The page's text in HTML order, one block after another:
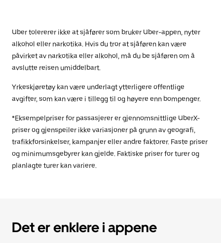
Uber tolererer ikke at sjåfører som bruker Uber-appen, nyter
alkohol eller narkotika. Hvis du tror at sjåføren kan være
påvirket av narkotika eller alkohol, må du be sjåføren om å
avslutte reisen umiddelbart.
Yrkeskjøretøy kan være underlagt ytterligere offentlige
avgifter, som kan være i tillegg til og høyere enn bompenger.
*Eksempelpriser for passasjerer er gjennomsnittlige UberX-
priser og gjenspeiler ikke variasjoner på grunn av geografi,
trafikkforsinkelser, kampanjer eller andre faktorer. Faste priser
og minimumsgebyrer kan gjelde. Faktiske priser for turer og
planlagte turer kan variere.
Det er enklere i appene